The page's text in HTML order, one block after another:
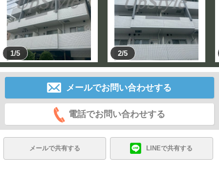
1/5 2/5
メールでお問い合わせする
電話でお問い合わせする
メールで共有する LINEで共有する